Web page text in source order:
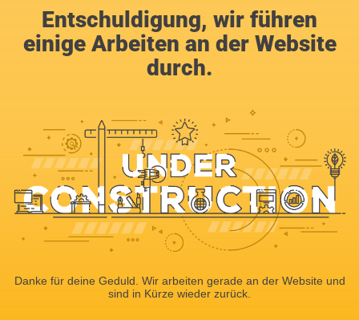
Entschuldigung, wir führen
einige Arbeiten an der Website
durch.
Danke für deine Geduld. Wir arbeiten gerade an der Website und
sind in Kürze wieder zurück.